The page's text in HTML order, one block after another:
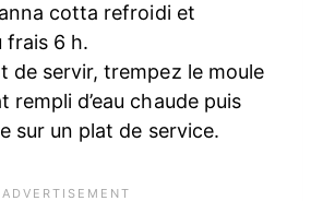
cotta refroidi et
frais 6 h.
de servir, trempez le moule
rempli d’eau chaude puis
sur un plat de service.